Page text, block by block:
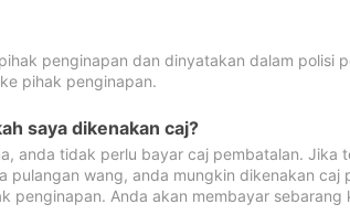
penginapan dan dinyatakan dalam polisi
pihak penginapan.
saya dikenakan caj?
anda tidak perlu bayar caj pembatalan. Jika
wang, anda mungkin dikenakan caj
penginapan. Anda akan membayar sebarang